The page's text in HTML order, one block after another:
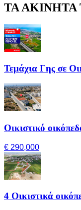
ΤΑ
Τεμάχια Γης σε
Οικιστικό
€ 290,000
4 Οικιστικά